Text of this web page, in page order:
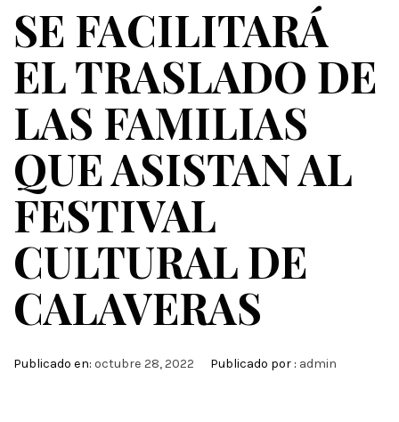
SE FACILITARÁ
EL TRASLADO DE
LAS FAMILIAS
QUE ASISTAN AL
FESTIVAL
CULTURAL DE
CALAVERAS
Publicado en: octubre 28, 2022 Publicado por : admin